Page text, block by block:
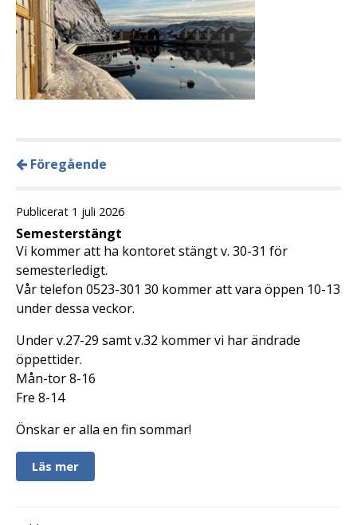
Föregående
Publicerat 1 juli 2026
Semesterstängt
Vi kommer att ha kontoret stängt v. 30-31 för
semesterledigt.
Vår telefon 0523-301 30 kommer att vara öppen 10-13
under dessa veckor.
Under v.27-29 samt v.32 kommer vi har ändrade
öppettider.
Mån-tor 8-16
Fre 8-14
Önskar er alla en fin sommar!
Läs mer